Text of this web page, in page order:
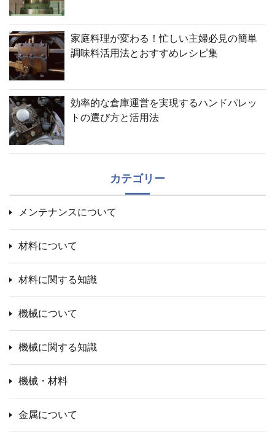
家庭料理が変わる！忙しい主婦必見の簡単
調味料活用法とおすすめレシピ集
効率的な倉庫運営を実現するハンドパレッ
トの選び方と活用法
カテゴリー
メンテナンスについて
材料について
材料に関する知識
機械について
機械に関する知識
機械・材料
金属について